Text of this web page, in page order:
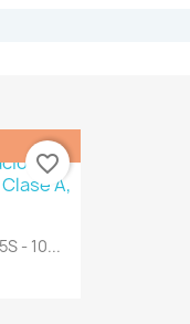
- 10...
favorite_border